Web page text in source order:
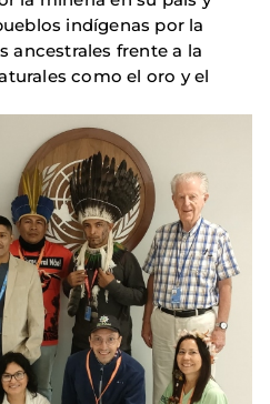
indígenas por la
ancestrales frente a la
como el oro y el